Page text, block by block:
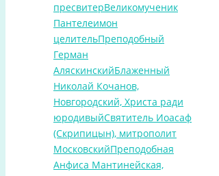
пресвитерВеликомученик
Пантелеимон
целительПреподобный
Герман
АляскинскийБлаженный
Николай Кочанов,
Новгородский, Христа ради
юродивыйСвятитель Иоасаф
(Скрипицын), митрополит
МосковскийПреподобная
Анфиса Мантинейская,